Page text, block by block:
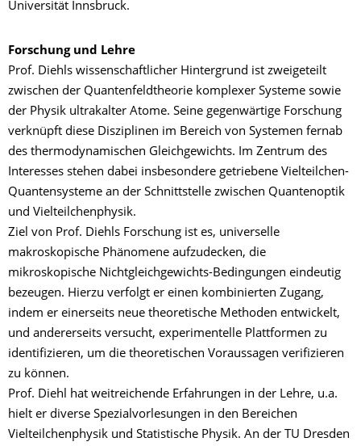
Universität Innsbruck.
Forschung und Lehre
Prof. Diehls wissenschaftlicher Hintergrund ist zweigeteilt
zwischen der Quantenfeldtheorie komplexer Systeme sowie
der Physik ultrakalter Atome. Seine gegenwärtige Forschung
verknüpft diese Disziplinen im Bereich von Systemen fernab
des thermodynamischen Gleichgewichts. Im Zentrum des
Interesses stehen dabei insbesondere getriebene Vielteilchen-
Quantensysteme an der Schnittstelle zwischen Quantenoptik
und Vielteilchenphysik.
Ziel von Prof. Diehls Forschung ist es, universelle
makroskopische Phänomene aufzudecken, die
mikroskopische Nichtgleichgewichts-Bedingungen eindeutig
bezeugen. Hierzu verfolgt er einen kombinierten Zugang,
indem er einerseits neue theoretische Methoden entwickelt,
und andererseits versucht, experimentelle Plattformen zu
identifizieren, um die theoretischen Voraussagen verifizieren
zu können.
Prof. Diehl hat weitreichende Erfahrungen in der Lehre, u.a.
hielt er diverse Spezialvorlesungen in den Bereichen
Vielteilchenphysik und Statistische Physik. An der TU Dresden